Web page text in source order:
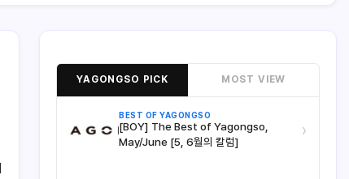
YAGONGSO PICK MOST VIEW
BEST OF YAGONGSO
[BOY] The Best of Yagongso,
May/June [5, 6월의 칼럼]
›